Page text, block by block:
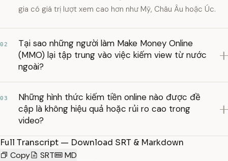
gia có giá trị lượt xem cao hơn như Mỹ, Châu Âu hoặc Úc.
02
Tại sao những người làm Make Money Online
(MMO) lại tập trung vào việc kiếm view từ nước
ngoài?
03
Những hình thức kiếm tiền online nào được đề
cập là không hiệu quả hoặc rủi ro cao trong
video?
Full Transcript — Download SRT & Markdown
Copy
SRT MD